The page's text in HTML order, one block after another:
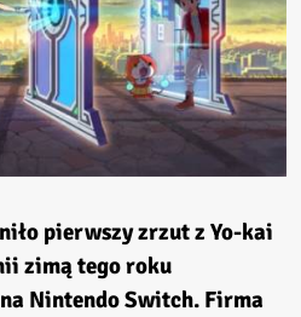
pierwszy zrzut z Yo-kai
zimą tego roku
Nintendo Switch. Firma